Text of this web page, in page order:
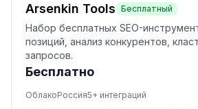
Arsenkin Tools Бесплатный
Набор бесплатных SEO-
позиций, анализ конкурентов,
запросов.
Бесплатно
ОблакоРоссия5+ интеграций